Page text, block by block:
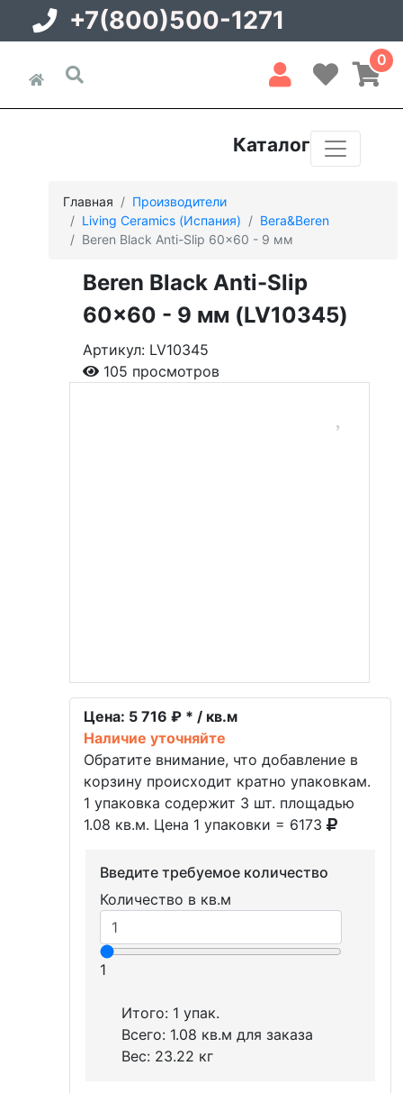
+7(800)500-1271
0
Каталог
Главная
Производители
Living Ceramics (Испания)
Bera&Beren
Beren Black Anti-Slip 60x60 - 9 мм
Beren Black Anti-Slip
60x60 - 9 мм (LV10345)
Артикул: LV10345
105 просмотров
Цена: 5 716 ₽ * / кв.м
Наличие уточняйте
Обратите внимание, что добавление в
корзину происходит кратно упаковкам.
1 упаковка содержит 3 шт. площадью
1.08 кв.м. Цена 1 упаковки = 6173
Введите требуемое количество
Количество в кв.м
1
Итого: 1 упак.
Всего: 1.08 кв.м для заказа
Вес: 23.22 кг